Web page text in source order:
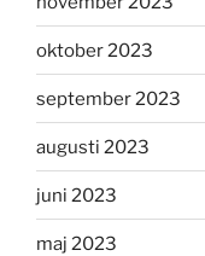
oktober 2023
september 2023
augusti 2023
juni 2023
maj 2023